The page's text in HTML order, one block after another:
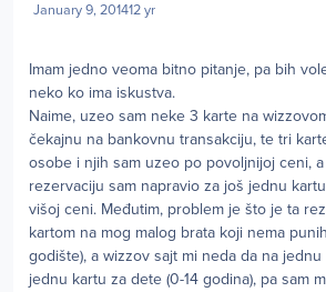
January 9, 201412 yr
Imam jedno veoma bitno pitanje, pa bih
neko ko ima iskustva.
Naime, uzeo sam neke 3 karte na
čekajnu na bankovnu transakciju, te tri
osobe i njih sam uzeo po povoljnijoj ceni,
rezervaciju sam napravio za još jednu
višoj ceni. Međutim, problem je što je ta
kartom na mog malog brata koji nema
godište), a wizzov sajt mi neda da na
jednu kartu za dete (0-14 godina), pa sam